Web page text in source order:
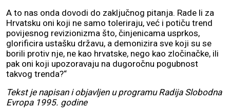
A to nas onda dovodi do zaključnog pitanja. Rade li za
Hrvatsku oni koji ne samo toleriraju, već i potiču trend
povijesnog revizionizma što, činjenicama usprkos,
glorificira ustašku državu, a demonizira sve koji su se
borili protiv nje, ne kao hrvatske, nego kao zločinačke, ili
pak oni koji upozoravaju na dugoročnu pogubnost
takvog trenda?“
Tekst je napisan i objavljen u programu Radija Slobodna
Evropa 1995. godine